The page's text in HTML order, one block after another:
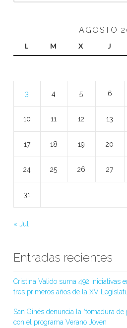
AGOSTO
L M X J
3 4 5 6
10 11 12 13
17 18 19 20
24 25 26 27
31
« Jul
Entradas recientes
Cristina Valido suma 492 iniciativas
tres primeros años de la XV
San Ginés denuncia la “tomadura
con el programa Verano Joven